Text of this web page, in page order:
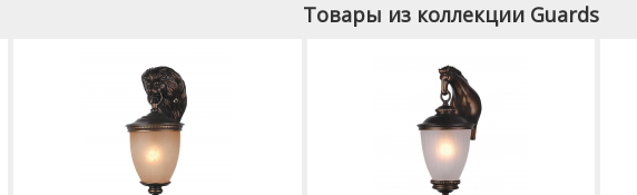
Товары из коллекции Guards